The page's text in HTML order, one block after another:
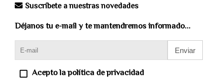
Suscríbete a nuestras novedades
Déjanos tu e-mail y te mantendremos informado...
Enviar
Acepto la política de privacidad